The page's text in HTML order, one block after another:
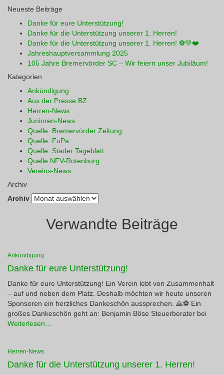
Neueste Beiträge
Danke für eure Unterstützung!
Danke für die Unterstützung unserer 1. Herren!
Danke für die Unterstützung unserer 1. Herren! ⚽💚❤️
Jahreshauptversammlung 2025
105 Jahre Bremervörder SC – Wir feiern unser Jubiläum!
Kategorien
Ankündigung
Aus der Presse BZ
Herren-News
Junioren-News
Quelle: Bremervörder Zeitung
Quelle: FuPa
Quelle: Stader Tageblatt
Quelle:NFV-Rotenburg
Vereins-News
Archiv
Archiv
Verwandte Beiträge
Ankündigung
Danke für eure Unterstützung!
Danke für eure Unterstützung! Ein Verein lebt von Zusammenhalt
– auf und neben dem Platz. Deshalb möchten wir heute unseren
Sponsoren ein herzliches Dankeschön aussprechen. 🙏⚽ Ein
großes Dankeschön geht an: Benjamin Böse Steuerberater bei
Weiterlesen…
Herren-News
Danke für die Unterstützung unserer 1. Herren!